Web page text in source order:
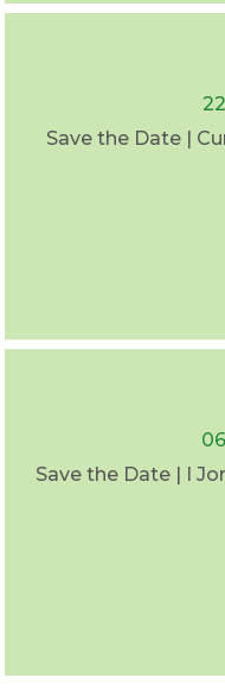
Save the Date |
Save the Date | I